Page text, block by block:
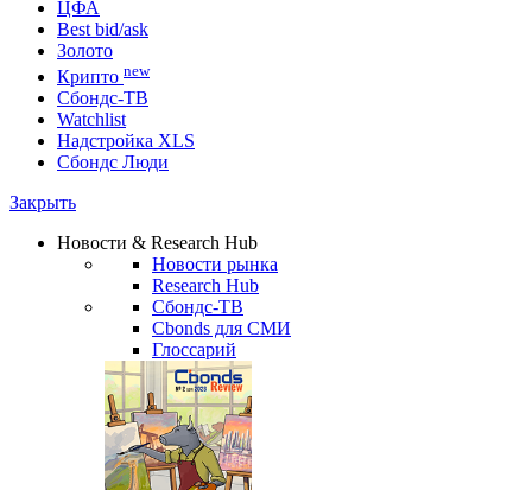
Консенсусы
Поиск облигаций (ИИ)
Кривые доходности
ЦФА
Best bid/ask
Золото
Крипто new
Watchlist
Сбондс Люди
Новости & Research Hub
Новости рынка
Research Hub
Сбондс-ТВ
Cbonds для СМИ
Глоссарий